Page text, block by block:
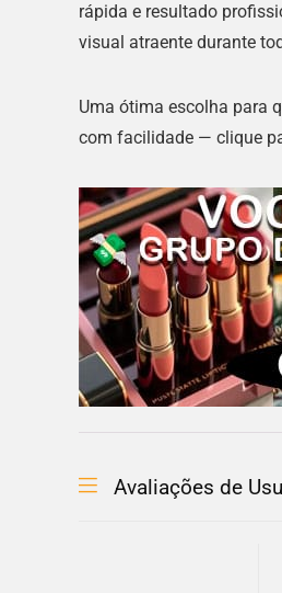
rápida e resultado
visual atraente durante
Uma ótima escolha para
com facilidade — clique
Avaliações de